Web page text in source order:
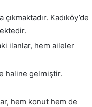
Kadıköy’de
ilanlar, hem aileler
haline gelmiştir.
hem konut hem de